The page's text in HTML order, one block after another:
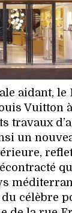
AUTO
BEAUTÉ
DE
DES
aidant, le
Vuitton
travaux
un
célèbre